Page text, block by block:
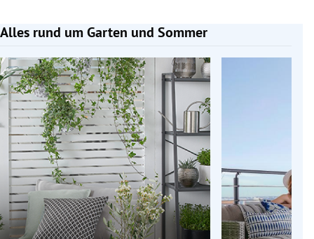
Alles rund um Garten und Sommer
Slide 1 von 6